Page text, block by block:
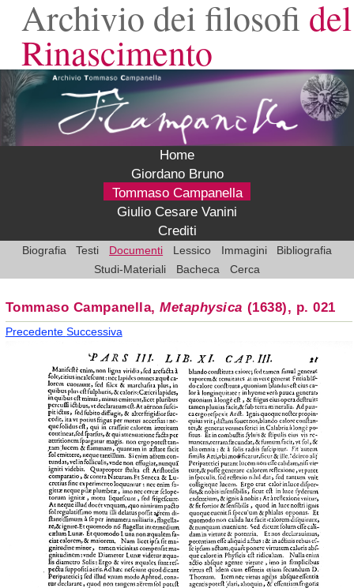
Archivio dei filosofi del
Rinascimento
Home
Giordano Bruno
Tommaso Campanella
Giulio Cesare Vanini
Crediti
Biografia Testi Documenti Lessico Immagini
Bibliografia
Studi-Materiali
Bacheca Cerca
Tommaso Campanella,Metaphysica (1638), p. 021
Precedente Successiva